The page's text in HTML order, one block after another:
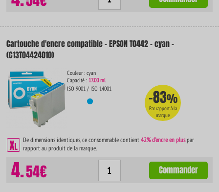
Cartouche d'encre compatible - EPSON T0442 - cyan -
(C13T04424010)
Couleur : cyan
Capacité : 17.00 ml
ISO 9001 / ISO 14001
-83%
Par rapport à la
marque
De dimensions identiques, ce consommable contient42% d'encre en pluspar
rapport au produit de la marque.
4.54€ Commander